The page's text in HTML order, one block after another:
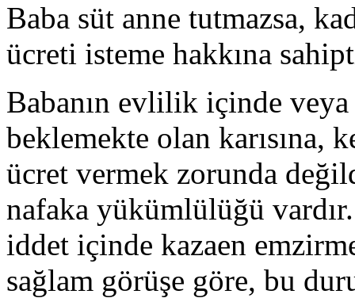
Baba süt anne tutmazsa,
ücreti isteme hakkına
Babanın evlilik içinde
beklemekte olan karısına,
ücret vermek zorunda
nafaka yükümlülüğü
iddet içinde kazaen
sağlam görüşe göre, bu